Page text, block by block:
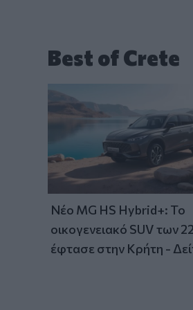
Best of Crete
Νέο MG HS Hybrid+: Το
οικογενειακό SUV των
έφτασε στην Κρήτη -